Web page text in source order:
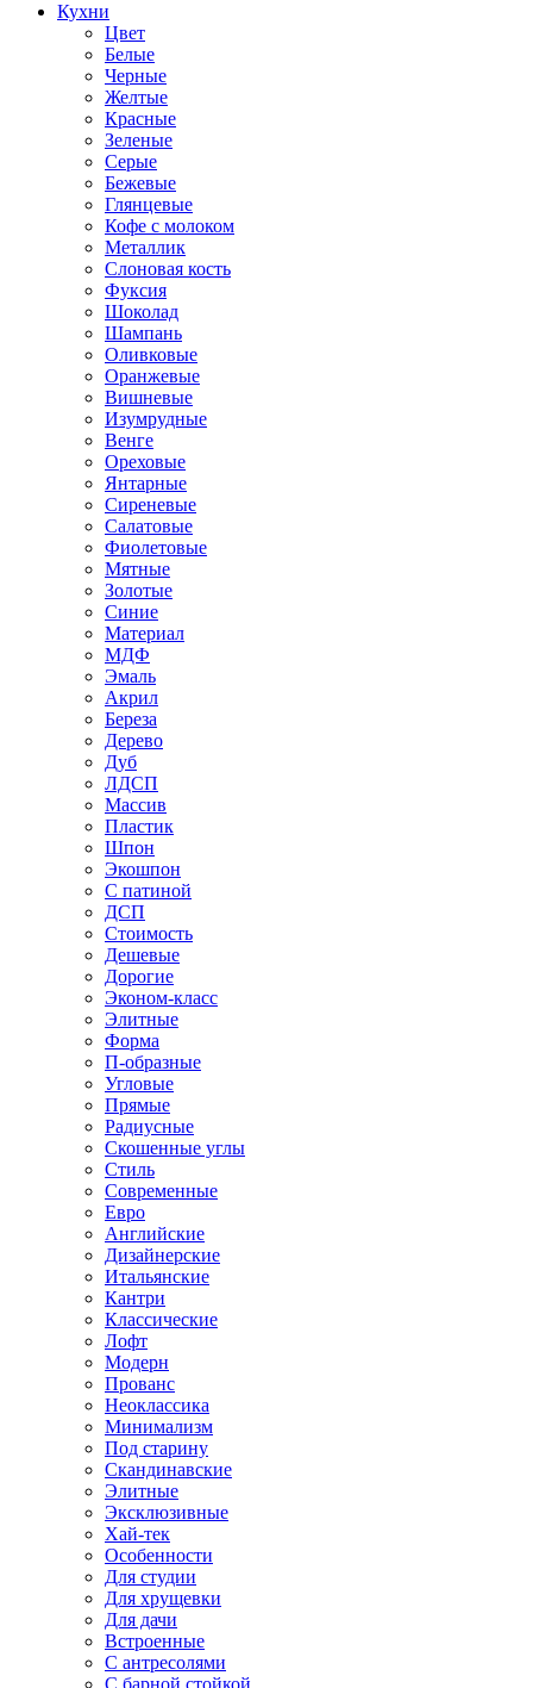
Кухни
Цвет
Белые
Черные
Желтые
Красные
Зеленые
Серые
Бежевые
Глянцевые
Кофе с молоком
Металлик
Слоновая кость
Фуксия
Шоколад
Шампань
Оливковые
Оранжевые
Вишневые
Изумрудные
Венге
Ореховые
Янтарные
Сиреневые
Салатовые
Фиолетовые
Мятные
Золотые
Синие
Материал
МДФ
Эмаль
Акрил
Береза
Дерево
Дуб
ЛДСП
Массив
Пластик
Шпон
Экошпон
С патиной
ДСП
Стоимость
Дешевые
Дорогие
Эконом-класс
Элитные
Форма
П-образные
Угловые
Прямые
Радиусные
Скошенные углы
Стиль
Современные
Евро
Английские
Дизайнерские
Итальянские
Кантри
Классические
Лофт
Модерн
Прованс
Неоклассика
Минимализм
Под старину
Скандинавские
Элитные
Эксклюзивные
Хай-тек
Особенности
Для студии
Для хрущевки
Для дачи
Встроенные
С антресолями
С барной стойкой